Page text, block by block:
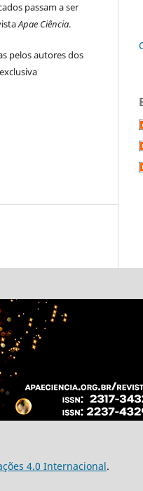
passam a ser
Apae Ciência.
pelos autores dos
4.0 Internacional.